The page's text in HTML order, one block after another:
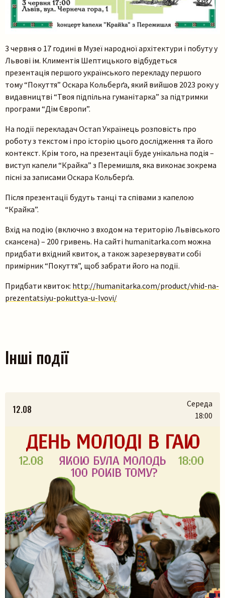
3 червня о 17 годині в Музеї народної архітектури і побуту у
Львові ім. Климентія Шептицького відбудеться
презентація першого українського перекладу першого
тому “Покуття” Оскара Кольберґа, який вийшов 2023 року у
видавництві “Твоя підпільна гуманітарка” за підтримки
програми “Дім Європи”.
На події перекладач Остап Українець розповість про
роботу з текстом і про історію цього дослідження та його
контекст. Крім того, на презентації буде унікальна подія –
виступ капели “Крайка” з Перемишля, яка виконає зокрема
пісні за записами Оскара Кольберґа.
Після презентації будуть танці та співами з капелою
“Крайка”.
Вхід на подію (включно з входом на територію Львівського
скансена) – 200 гривень. На сайті humanitarka.com можна
придбати вхідний квиток, а також зарезервувати собі
примірник “Покуття”, щоб забрати його на події.
Придбати квиток: http://humanitarka.com/product/vhid-na-
prezentatsiyu-pokuttya-u-lvovi/
Інші події
12.08
Середа
18:00